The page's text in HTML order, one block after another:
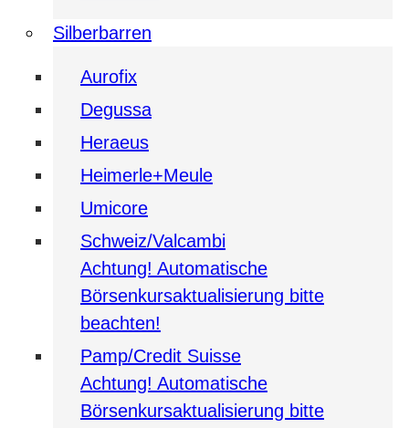
Silberbarren
Aurofix
Degussa
Heraeus
Heimerle+Meule
Umicore
Schweiz/Valcambi
Achtung! Automatische
Börsenkursaktualisierung bitte
beachten!
Pamp/Credit Suisse
Achtung! Automatische
Börsenkursaktualisierung bitte